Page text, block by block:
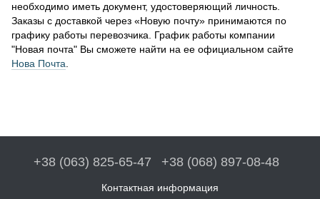
необходимо иметь документ, удостоверяющий личность.
Заказы с доставкой через «Новую почту» принимаются по
графику работы перевозчика. График работы компании
"Новая почта" Вы сможете найти на ее официальном сайте
Нова Почта.
+38 (063) 825-65-47 +38 (068) 897-08-48
Контактная информация